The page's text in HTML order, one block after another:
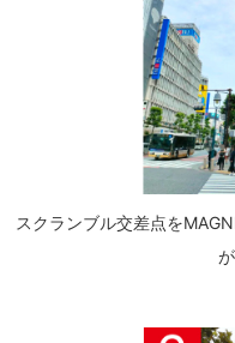
スクランブル交差点を